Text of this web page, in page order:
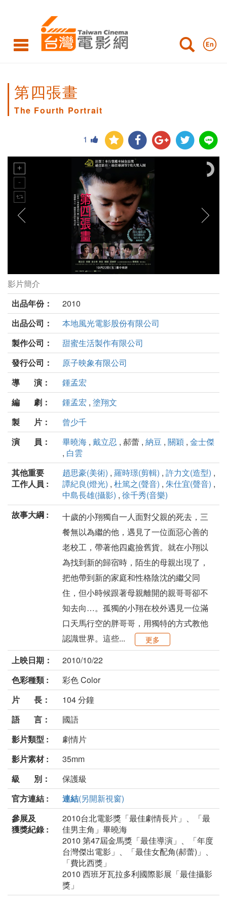
第四張畫
The Fourth Portrait
1
第四張畫劇照
影片簡介
出品年份：
2010
出品公司：
本地風光電影股份有限公司
製作公司：
甜蜜生活製作有限公司
發行公司：
原子映象有限公司
導 演：
鍾孟宏
編 劇：
鍾孟宏 , 塗翔文
製 片：
曾少千
演 員：
畢曉海 , 戴立忍 , 郝蕾 , 納豆 , 關穎 , 金士傑
, 白雲
其他重要
工作人員 :
趙思豪(美術) , 羅時璟(剪輯) , 許力文(造型) ,
譚紀良(燈光) , 杜篤之(聲音) , 朱仕宜(聲音) ,
中島長雄(攝影) , 徐千秀(音樂)
故事大綱 :
十歲的小翔獨自一人面對父親的死去，三
餐無以為繼的他，遇見了一位面惡心善的
老校工，帶著他四處撿舊貨。就在小翔以
為找到新的歸宿時，陌生的母親出現了，
把他帶到新的家庭和性格陰沈的繼父同
住，但小時候跟著母親離開的親哥哥卻不
知去向…。孤獨的小翔在校外遇見一位滿
口天馬行空的胖哥哥，用獨特的方式教他
認識世界。這些...
更多
上映日期：
2010/10/22
色彩種類 :
彩色 Color
片 長：
104 分鐘
語 言：
國語
影片類型 :
劇情片
影片素材 :
35mm
級 別：
保護級
官方連結 :
連結(另開新視窗)
參展及
獲獎紀錄 :
2010台北電影獎「最佳劇情長片」、「最
佳男主角」畢曉海
2010 第47屆金馬獎「最佳導演」、「年度
台灣傑出電影」、「最佳女配角(郝蕾)」、
「費比西獎」
2010 西班牙瓦拉多利國際影展「最佳攝影
獎」